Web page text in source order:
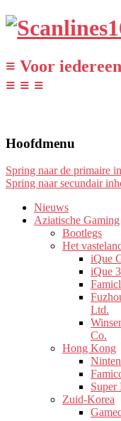
≡ Voor
≡ ≡ ≡
Hoofdmenu
Spring naar de primaire
Spring naar secundair
Nieuws
Aziatische Gaming
Bootlegs
Het
iQue
iQue
Ltd.
Co.
Hong Kong
Super
Zuid-Korea